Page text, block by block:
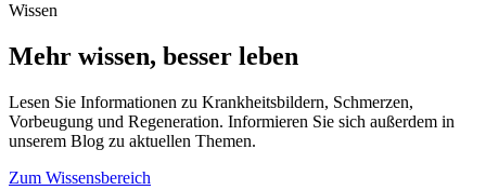
Wissen
Mehr wissen, besser leben
Lesen Sie Informationen zu Krankheitsbildern, Schmerzen,
Vorbeugung und Regeneration. Informieren Sie sich außerdem in
unserem Blog zu aktuellen Themen.
Zum Wissensbereich